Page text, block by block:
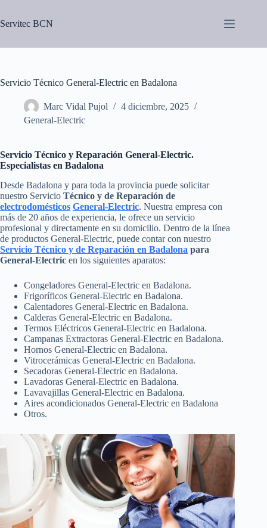
contenido
Servitec BCN
Servicio Técnico General-Electric en Badalona
Marc Vidal Pujol
4 diciembre, 2025
General-Electric
Servicio Técnico y Reparación General-Electric.
Especialistas en Badalona
Desde Badalona y para toda la provincia puede solicitar
nuestro Servicio Técnico y de Reparación de
electrodomésticos General-Electric. Nuestra empresa con
más de 20 años de experiencia, le ofrece un servicio
profesional y directamente en su domicilio. Dentro de la línea
de productos General-Electric, puede contar con nuestro
Servicio Técnico y de Reparación en Badalona para
General-Electric en los siguientes aparatos:
Congeladores General-Electric en Badalona.
Frigoríficos General-Electric en Badalona.
Calentadores General-Electric en Badalona.
Calderas General-Electric en Badalona.
Termos Eléctricos General-Electric en Badalona.
Campanas Extractoras General-Electric en Badalona.
Hornos General-Electric en Badalona.
Vitrocerámicas General-Electric en Badalona.
Secadoras General-Electric en Badalona.
Lavadoras General-Electric en Badalona.
Lavavajillas General-Electric en Badalona.
Aires acondicionados General-Electric en Badalona
Otros.